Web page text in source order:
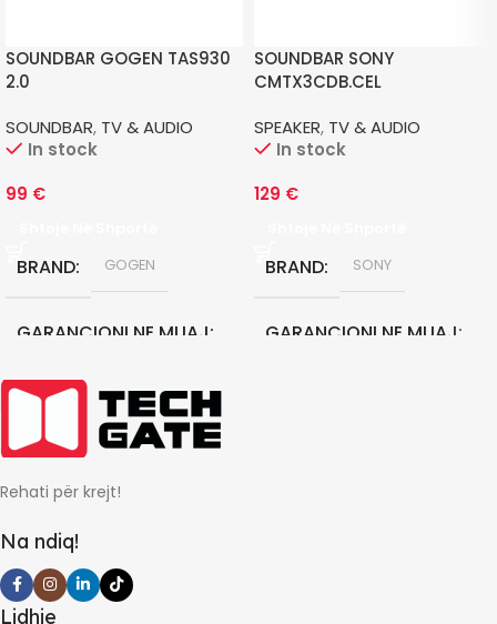
SOUNDBAR GOGEN TAS930
2.0
SOUNDBAR, TV & AUDIO
In stock
99 €
BRAND GOGEN
GARANCIONI NE MUAJ
12
SOUNDBAR SONY
CMTX3CDB.CEL
SPEAKER, TV & AUDIO
In stock
129 €
BRAND SONY
GARANCIONI NE MUAJ
Rehati për krejt!
Na ndiq!
Lidhje